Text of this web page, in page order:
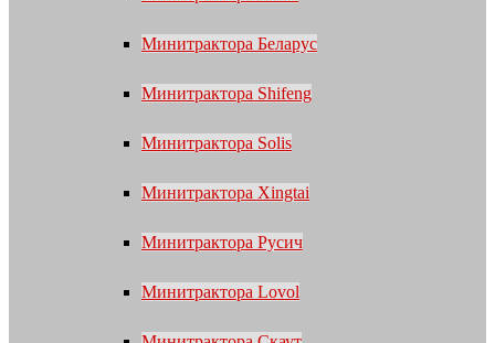
Минитрактора Беларус
Минитрактора Shifeng
Минитрактора Solis
Минитрактора Xingtai
Минитрактора Русич
Минитрактора Lovol